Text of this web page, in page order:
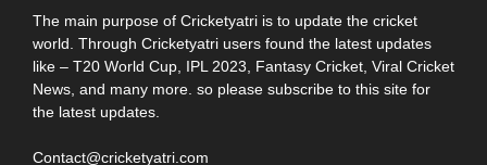
The main purpose of Cricketyatri is to update the cricket
world. Through Cricketyatri users found the latest updates
like – T20 World Cup, IPL 2023, Fantasy Cricket, Viral Cricket
News, and many more. so please subscribe to this site for
the latest updates.
Contact@cricketyatri.com